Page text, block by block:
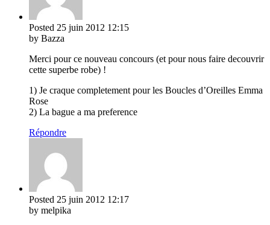
Posted 25 juin 2012 12:15
by Bazza
Merci pour ce nouveau concours (et pour nous faire decouvrir
cette superbe robe) !
1) Je craque completement pour les Boucles d’Oreilles Emma
Rose
2) La bague a ma preference
Répondre
Posted 25 juin 2012 12:17
by melpika